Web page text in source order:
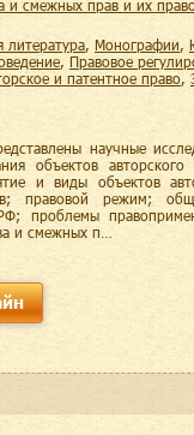
литература, монографии,
, правовое
и патентное право,
научные
объектов
и виды объектов
правовой режим;
проблемы
и смежных п…